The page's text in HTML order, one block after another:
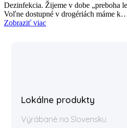
Dezinfekcia. Žijeme v dobe „preboha
Voľne dostupné v drogériách máme
Zobraziť viac
Lokálne produkty
Výrábané na Slovensku